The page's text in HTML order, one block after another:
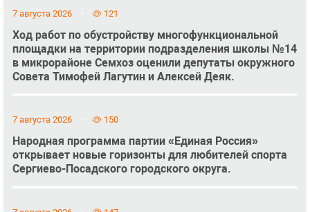
7 августа 2026 121
Ход работ по обустройству многофункциональной
площадки на территории подразделения школы №14
в микрорайоне Семхоз оценили депутаты окружного
Совета Тимофей Лагутин и Алексей Деяк.
7 августа 2026 150
Народная программа партии «Единая Россия»
открывает новые горизонты для любителей спорта
Сергиево-Посадского городского округа.